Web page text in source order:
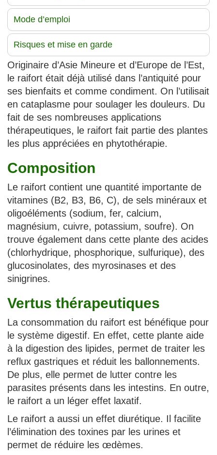
Mode d’emploi
Risques et mise en garde
Originaire d’Asie Mineure et d’Europe de l’Est,
le raifort était déjà utilisé dans l’antiquité pour
ses bienfaits et comme condiment. On l’utilisait
en cataplasme pour soulager les douleurs. Du
fait de ses nombreuses applications
thérapeutiques, le raifort fait partie des plantes
les plus appréciées en phytothérapie.
Composition
Le raifort contient une quantité importante de
vitamines (B2, B3, B6, C), de sels minéraux et
oligoéléments (sodium, fer, calcium,
magnésium, cuivre, potassium, soufre). On
trouve également dans cette plante des acides
(chlorhydrique, phosphorique, sulfurique), des
glucosinolates, des myrosinases et des
sinigrines.
Vertus thérapeutiques
La consommation du raifort est bénéfique pour
le système digestif. En effet, cette plante aide
à la digestion des lipides, permet de traiter les
reflux gastriques et réduit les ballonnements.
De plus, elle permet de lutter contre les
parasites présents dans les intestins. En outre,
le raifort a un léger effet laxatif.
Le raifort a aussi un effet diurétique. Il facilite
l’élimination des toxines par les urines et
permet de réduire les œdèmes.